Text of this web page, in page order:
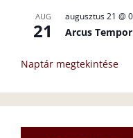
AUG
21
augusztus 21 @
Arcus
Naptár megtekintése